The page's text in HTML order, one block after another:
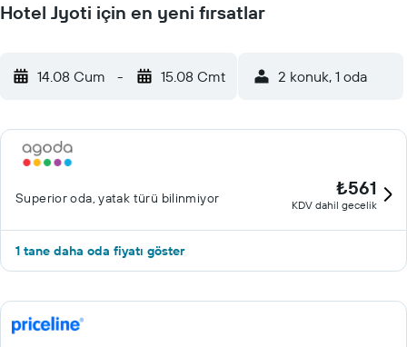
Hotel Jyoti için en yeni fırsatlar
14.08 Cum - 15.08 Cmt 2 konuk, 1 oda
Superior oda, yatak türü bilinmiyor ₺561
KDV dahil gecelik
1 tane daha oda fiyatı göster